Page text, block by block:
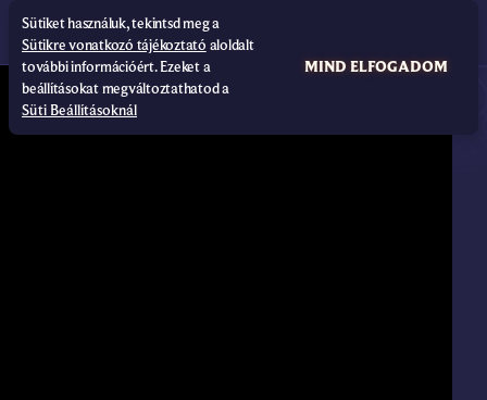
Sütiket használuk, tekintsd meg a
Sütikre vonatkozó tájékoztató aloldalt
további információért. Ezeket a
beállításokat megváltoztathatod a
Süti Beállításoknál
MIND ELFOGADOM